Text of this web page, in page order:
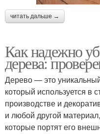
читать дальше →
Как надежно
дерева:
Дерево — это
который используется в
производстве и
и любой другой
которые портят его